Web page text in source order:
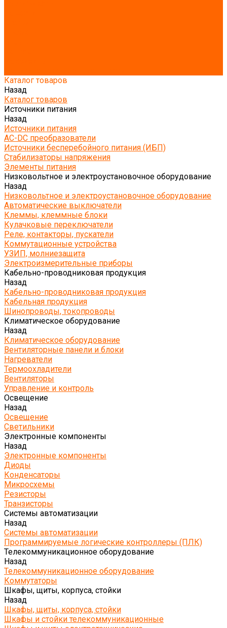
Каталог товаров
Назад
Каталог товаров
Источники питания
Назад
Источники питания
AC-DC преобразователи
Источники бесперебойного питания (ИБП)
Стабилизаторы напряжения
Элементы питания
Низковольтное и электроустановочное оборудование
Назад
Низковольтное и электроустановочное оборудование
Автоматические выключатели
Клеммы, клеммные блоки
Кулачковые переключатели
Реле, контакторы, пускатели
Коммутационные устройства
УЗИП, молниезащита
Электроизмерительные приборы
Кабельно-проводниковая продукция
Назад
Кабельно-проводниковая продукция
Кабельная продукция
Шинопроводы, токопроводы
Климатическое оборудование
Назад
Климатическое оборудование
Вентиляторные панели и блоки
Нагреватели
Термоохладители
Вентиляторы
Управление и контроль
Освещение
Назад
Освещение
Светильники
Электронные компоненты
Назад
Электронные компоненты
Диоды
Конденсаторы
Микросхемы
Резисторы
Транзисторы
Системы автоматизации
Назад
Системы автоматизации
Программируемые логические контроллеры (ПЛК)
Телекоммуникационное оборудование
Назад
Телекоммуникационное оборудование
Коммутаторы
Шкафы, щиты, корпуса, стойки
Назад
Шкафы, щиты, корпуса, стойки
Шкафы и стойки телекоммуникационные